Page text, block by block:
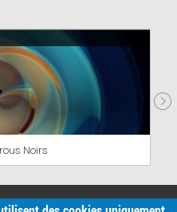
Noirs